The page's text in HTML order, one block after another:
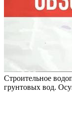
Строительное
грунтовых вод.